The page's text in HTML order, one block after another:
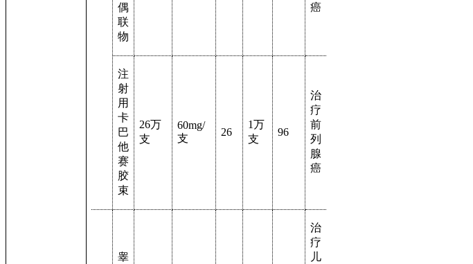
偶
联
物
癌
注
射
用
卡
巴
他
赛
胶
束
26万
支
60mg/
支
26
1万
支
96
治
疗
前
列
腺
癌
睾
治
疗
儿